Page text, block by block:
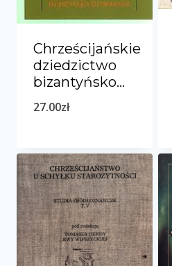
Chrześcijańskie
dziedzictwo
bizantyńsko…
27.00zł